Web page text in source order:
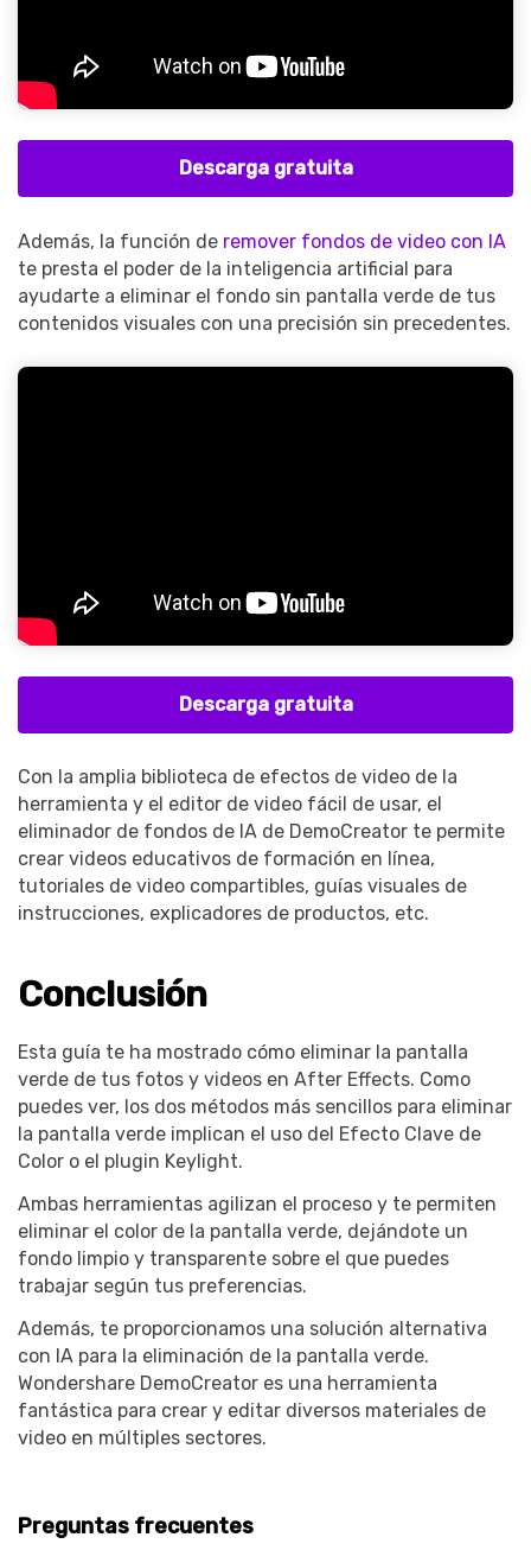
Descarga gratuita
Además, la función de remover fondos de video con IA
te presta el poder de la inteligencia artificial para
ayudarte a eliminar el fondo sin pantalla verde de tus
contenidos visuales con una precisión sin precedentes.
Descarga gratuita
Con la amplia biblioteca de efectos de video de la
herramienta y el editor de video fácil de usar, el
eliminador de fondos de IA de DemoCreator te permite
crear videos educativos de formación en línea,
tutoriales de video compartibles, guías visuales de
instrucciones, explicadores de productos, etc.
Conclusión
Esta guía te ha mostrado cómo eliminar la pantalla
verde de tus fotos y videos en After Effects. Como
puedes ver, los dos métodos más sencillos para eliminar
la pantalla verde implican el uso del Efecto Clave de
Color o el plugin Keylight.
Ambas herramientas agilizan el proceso y te permiten
eliminar el color de la pantalla verde, dejándote un
fondo limpio y transparente sobre el que puedes
trabajar según tus preferencias.
Además, te proporcionamos una solución alternativa
con IA para la eliminación de la pantalla verde.
Wondershare DemoCreator es una herramienta
fantástica para crear y editar diversos materiales de
video en múltiples sectores.
Preguntas frecuentes